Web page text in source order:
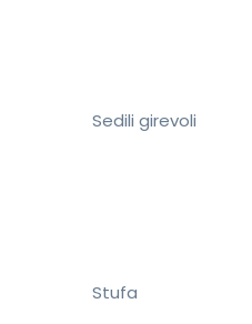
Sedili girevoli
Stufa